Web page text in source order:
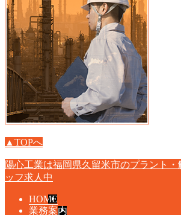
▲TOPへ
陽心工業は福岡県久留米市のプラント
ッフ求人中
HOME
業務案内